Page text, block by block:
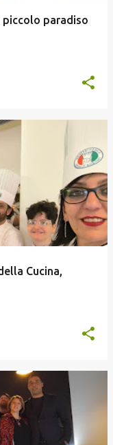
piccolo paradiso
Cucina,